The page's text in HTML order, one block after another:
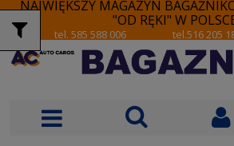
NAJWIĘKSZY MAGAZYN
"OD RĘKI" W
tel. 585 588 006 tel.516 205